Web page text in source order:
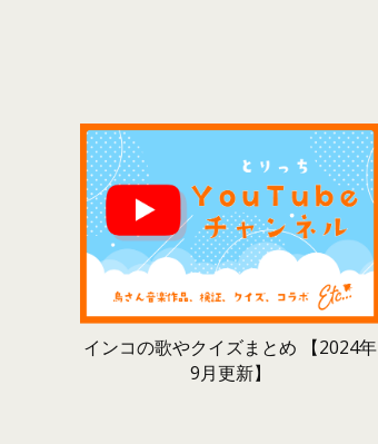
インコの歌やクイズまとめ 【2024年
9月更新】